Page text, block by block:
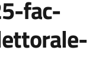
fac-